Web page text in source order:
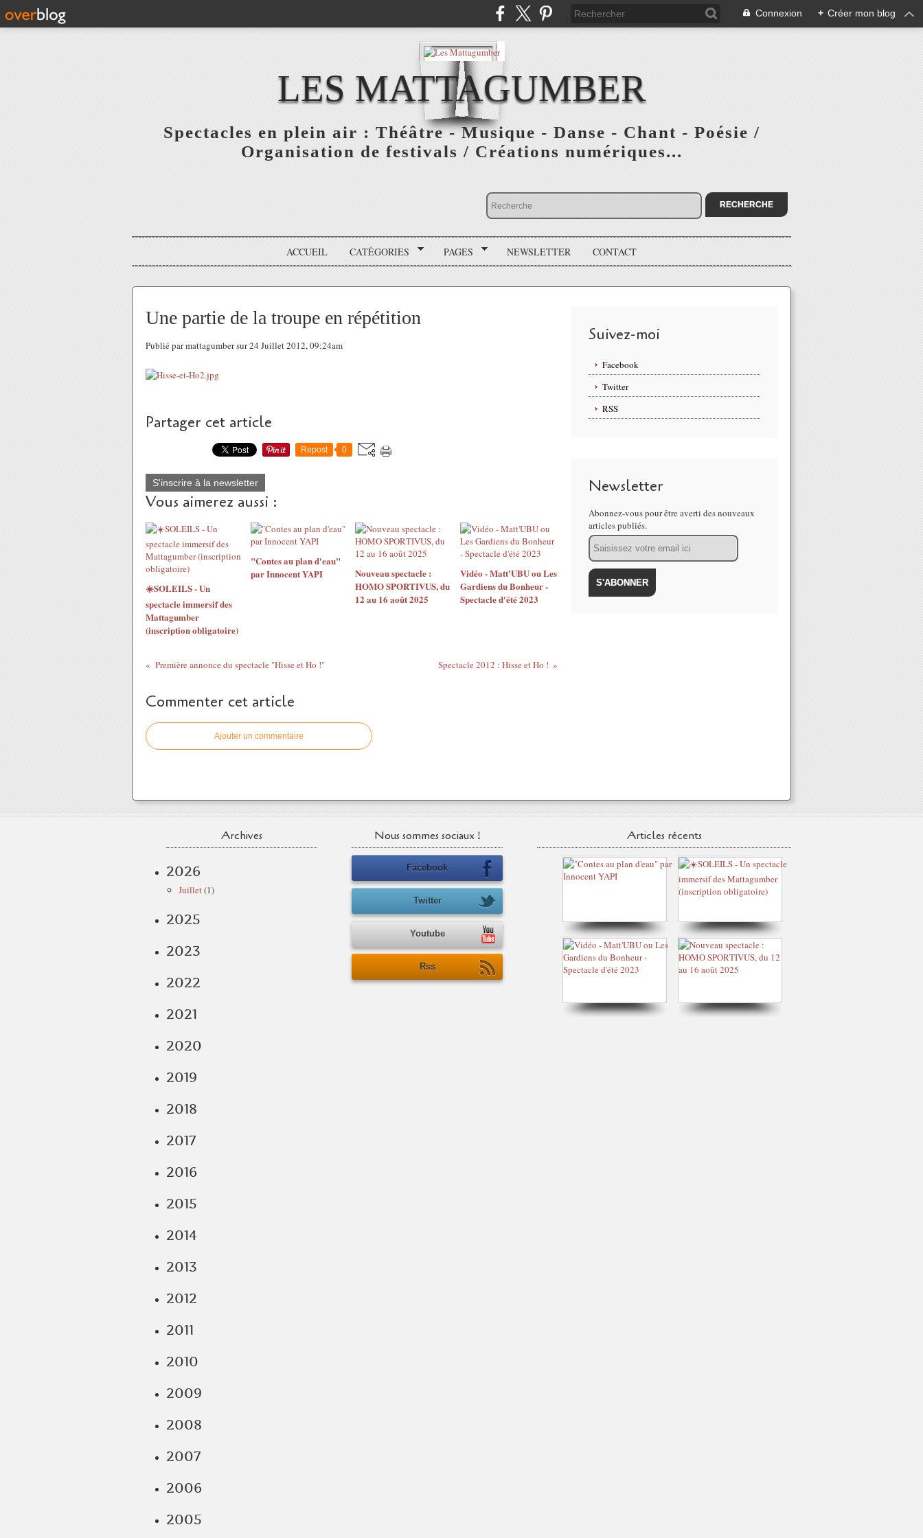
Connexion + Créer mon blog
LES MATTAGUMBER
Spectacles en plein air : Théâtre - Musique - Danse - Chant - Poésie /
Organisation de festivals / Créations numériques...
ACCUEIL CATÉGORIES PAGES NEWSLETTER CONTACT
Une partie de la troupe en répétition
Publié par mattagumber sur 24 Juillet 2012, 09:24am
Partager cet article
Repost 0
S'inscrire à la newsletter
Vous aimerez aussi :
☀️SOLEILS - Un
spectacle immersif des
Mattagumber
(inscription obligatoire)
"Contes au plan d'eau"
par Innocent YAPI
Nouveau spectacle :
HOMO SPORTIVUS, du
12 au 16 août 2025
Vidéo - Matt'UBU ou Les
Gardiens du Bonheur -
Spectacle d'été 2023
Première annonce du spectacle "Hisse et Ho !" Spectacle 2012 : Hisse et Ho !
Commenter cet article
Ajouter un commentaire
Suivez-moi
Facebook
Twitter
RSS
Newsletter
Abonnez-vous pour être averti des nouveaux
articles publiés.
Email
Archives
2026
Juillet(1)
2025
2023
2022
2021
2020
2019
2018
2017
2016
2015
2014
2013
2012
2011
2010
2009
2008
2007
2006
2005
Nous sommes sociaux !
Facebook
Twitter
Youtube
Rss
Articles récents